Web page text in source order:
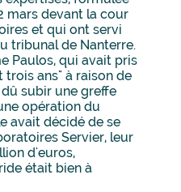
mars devant la cour
et qui ont servi
tribunal de Nanterre.
Paulos, qui avait pris
trois ans" à raison de
subir une greffe
opération du
avait décidé de se
Servier, leur
d'euros,
était bien à